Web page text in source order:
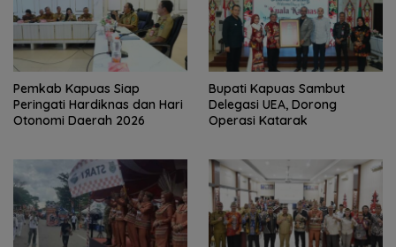
‎Pemkab Kapuas Siap
Peringati Hardiknas dan Hari
Otonomi Daerah 2026
Bupati Kapuas Sambut
Delegasi UEA, Dorong
Operasi Katarak